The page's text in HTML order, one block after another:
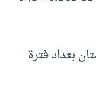
بغداد فترة